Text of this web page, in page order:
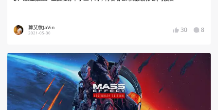
棘艾纹JaVin
2021-05-30 30 8